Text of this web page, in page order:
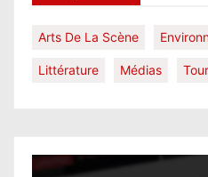
Arts De La Scène
Littérature Médias